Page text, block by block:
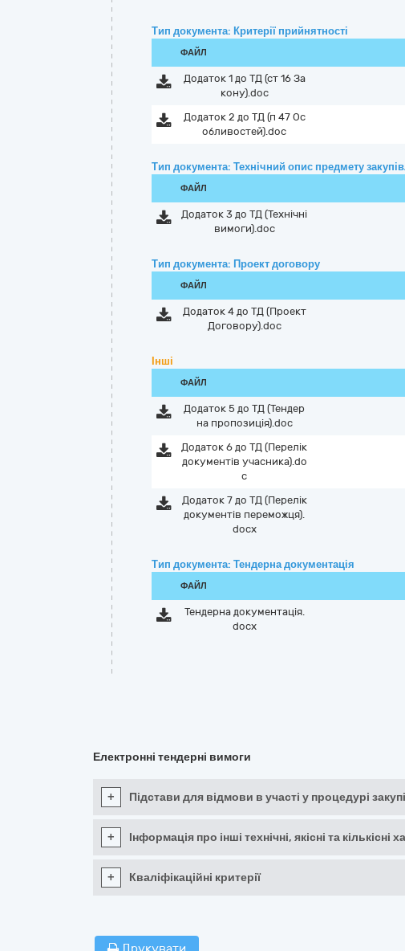
Тип документа: Критерії прийнятності
ФАЙЛ
Додаток 1 до ТД (ст 16 За
кону).doc
Додаток 2 до ТД (п 47 Ос
обливостей).doc
Тип документа: Технічний опис предмету
ФАЙЛ
Додаток 3 до ТД (Технічні
вимоги).doc
Тип документа: Проект договору
ФАЙЛ
Додаток 4 до ТД (Проект
Договору).doc
Інші
ФАЙЛ
Додаток 5 до ТД (Тендер
на пропозиція).doc
Додаток 6 до ТД (Перелік
документів учасника).do
c
Додаток 7 до ТД (Перелік
документів переможця).
docx
Тип документа: Тендерна документація
ФАЙЛ
Тендерна документація.
docx
Електронні тендерні вимоги
+ Підстави для відмови в участі у процедурі
+ Інформація про інші технічні, якісні та
+ Кваліфікаційні критерії